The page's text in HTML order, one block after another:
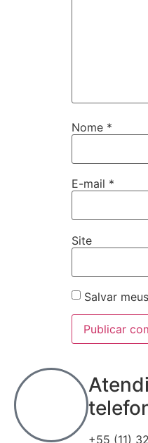
Nome *
E-mail *
Site
Salvar
+55 (11)